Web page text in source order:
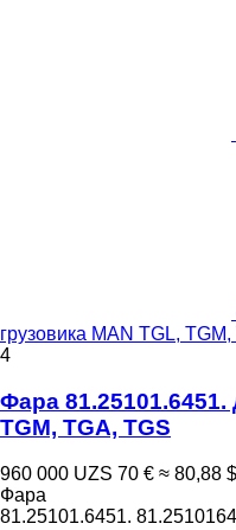
грузовика MAN TGL,
4
Фара 81.25101.6451.
TGM, TGA, TGS
960 000 UZS 70 € ≈ 80,88 $
Фара
81.25101.6451.